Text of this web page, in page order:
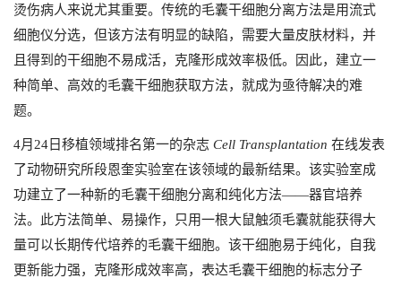
烫伤病人来说尤其重要。传统的毛囊干细胞分离方法是用流式
细胞仪分选，但该方法有明显的缺陷，需要大量皮肤材料，并
且得到的干细胞不易成活，克隆形成效率极低。因此，建立一
种简单、高效的毛囊干细胞获取方法，就成为亟待解决的难
题。
4月24日移植领域排名第一的杂志 Cell Transplantation 在线发表
了动物研究所段恩奎实验室在该领域的最新结果。该实验室成
功建立了一种新的毛囊干细胞分离和纯化方法——器官培养
法。此方法简单、易操作，只用一根大鼠触须毛囊就能获得大
量可以长期传代培养的毛囊干细胞。该干细胞易于纯化，自我
更新能力强，克隆形成效率高，表达毛囊干细胞的标志分子